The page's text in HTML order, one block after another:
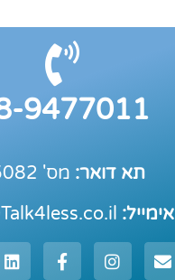
9477011
תא דואר: מס' 15082
אימייל: I